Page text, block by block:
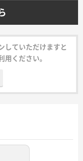
していただけますと
用ください。